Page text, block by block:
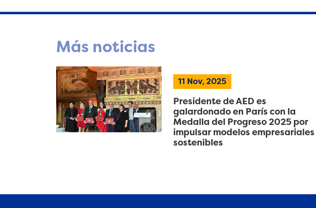
Más noticias
11 Nov, 2025
Presidente de AED es
galardonado en París con la
Medalla del Progreso 2025 por
impulsar modelos empresariales
sostenibles